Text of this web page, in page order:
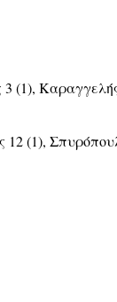
(1),
12 (1),